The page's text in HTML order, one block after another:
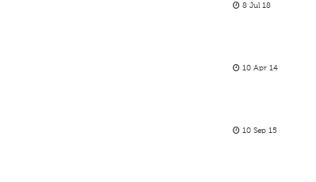
8 Jul 18
10 Apr 14
10 Sep 15